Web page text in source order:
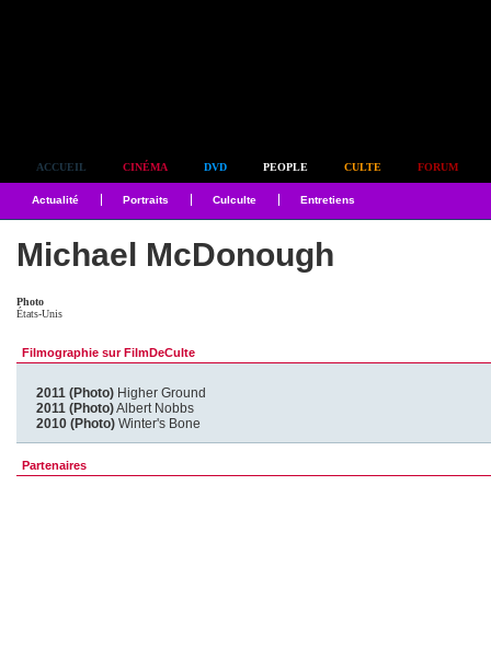
ACCUEIL CINÉMA DVD PEOPLE CULTE FORUM
Actualité Portraits Culculte Entretiens
Michael McDonough
Photo
États-Unis
Filmographie sur FilmDeCulte
2011 (Photo) Higher Ground
2011 (Photo)Albert Nobbs
2010 (Photo) Winter's Bone
Partenaires